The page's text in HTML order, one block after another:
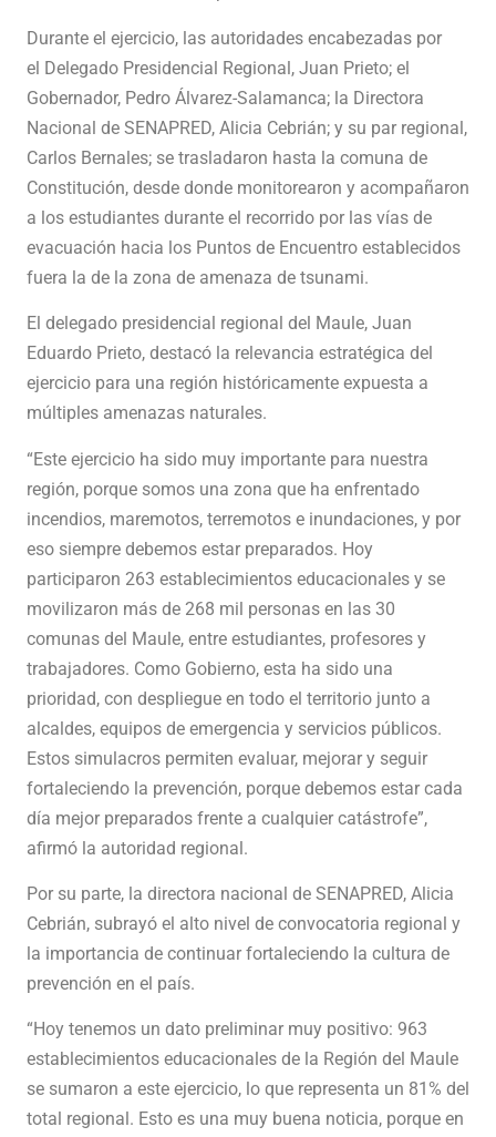
Durante el ejercicio, las autoridades encabezadas por
el Delegado Presidencial Regional, Juan Prieto; el
Gobernador, Pedro Álvarez-Salamanca; la Directora
Nacional de SENAPRED, Alicia Cebrián; y su par regional,
Carlos Bernales; se trasladaron hasta la comuna de
Constitución, desde donde monitorearon y acompañaron
a los estudiantes durante el recorrido por las vías de
evacuación hacia los Puntos de Encuentro establecidos
fuera la de la zona de amenaza de tsunami.
El delegado presidencial regional del Maule, Juan
Eduardo Prieto, destacó la relevancia estratégica del
ejercicio para una región históricamente expuesta a
múltiples amenazas naturales.
“Este ejercicio ha sido muy importante para nuestra
región, porque somos una zona que ha enfrentado
incendios, maremotos, terremotos e inundaciones, y por
eso siempre debemos estar preparados. Hoy
participaron 263 establecimientos educacionales y se
movilizaron más de 268 mil personas en las 30
comunas del Maule, entre estudiantes, profesores y
trabajadores. Como Gobierno, esta ha sido una
prioridad, con despliegue en todo el territorio junto a
alcaldes, equipos de emergencia y servicios públicos.
Estos simulacros permiten evaluar, mejorar y seguir
fortaleciendo la prevención, porque debemos estar cada
día mejor preparados frente a cualquier catástrofe”,
afirmó la autoridad regional.
Por su parte, la directora nacional de SENAPRED, Alicia
Cebrián, subrayó el alto nivel de convocatoria regional y
la importancia de continuar fortaleciendo la cultura de
prevención en el país.
“Hoy tenemos un dato preliminar muy positivo: 963
establecimientos educacionales de la Región del Maule
se sumaron a este ejercicio, lo que representa un 81% del
total regional. Esto es una muy buena noticia, porque en